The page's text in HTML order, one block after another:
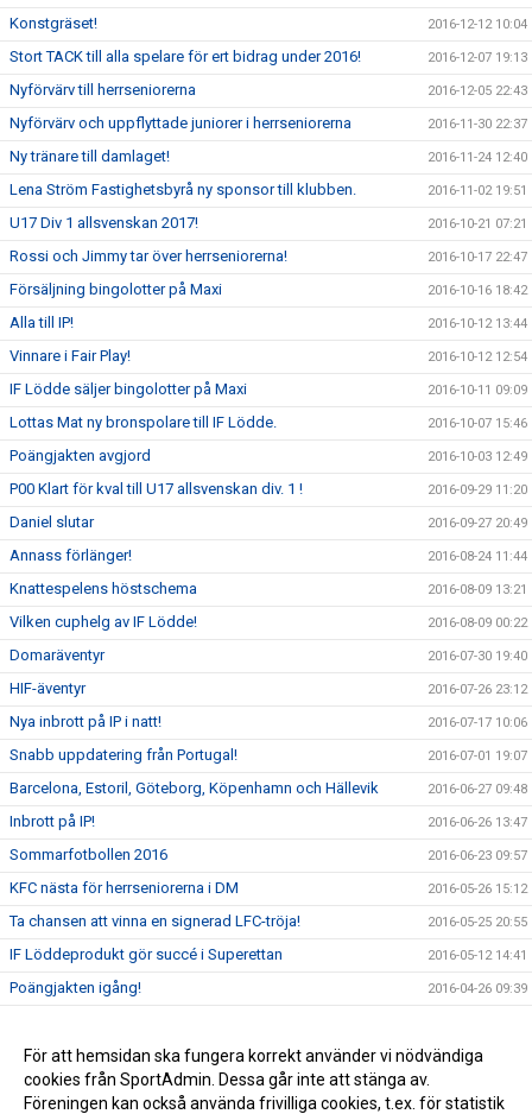
Konstgräset! 2016-12-12 10:04
Stort TACK till alla spelare för ert bidrag under 2016! 2016-12-07 19:13
Nyförvärv till herrseniorerna 2016-12-05 22:43
Nyförvärv och uppflyttade juniorer i herrseniorerna 2016-11-30 22:37
Ny tränare till damlaget! 2016-11-24 12:40
Lena Ström Fastighetsbyrå ny sponsor till klubben. 2016-11-02 19:51
U17 Div 1 allsvenskan 2017! 2016-10-21 07:21
Rossi och Jimmy tar över herrseniorerna! 2016-10-17 22:47
Försäljning bingolotter på Maxi 2016-10-16 18:42
Alla till IP! 2016-10-12 13:44
Vinnare i Fair Play! 2016-10-12 12:54
IF Lödde säljer bingolotter på Maxi 2016-10-11 09:09
Lottas Mat ny bronspolare till IF Lödde. 2016-10-07 15:46
Poängjakten avgjord 2016-10-03 12:49
P00 Klart för kval till U17 allsvenskan div. 1 ! 2016-09-29 11:20
Daniel slutar 2016-09-27 20:49
Annass förlänger! 2016-08-24 11:44
Knattespelens höstschema 2016-08-09 13:21
Vilken cuphelg av IF Lödde! 2016-08-09 00:22
Domaräventyr 2016-07-30 19:40
HIF-äventyr 2016-07-26 23:12
Nya inbrott på IP i natt! 2016-07-17 10:06
Snabb uppdatering från Portugal! 2016-07-01 19:07
Barcelona, Estoril, Göteborg, Köpenhamn och Hällevik 2016-06-27 09:48
Inbrott på IP! 2016-06-26 13:47
Sommarfotbollen 2016 2016-06-23 09:57
KFC nästa för herrseniorerna i DM 2016-05-26 15:12
Ta chansen att vinna en signerad LFC-tröja! 2016-05-25 20:55
IF Löddeprodukt gör succé i Superettan 2016-05-12 14:41
Poängjakten igång! 2016-04-26 09:39
Nu är vi live med nya sidan! 2016-04-01 06:20
P00 vinnare i Future Cup! 2016-03-28 22:49
För att hemsidan ska fungera korrekt använder vi nödvändiga
cookies från SportAdmin. Dessa går inte att stänga av.
Föreningen kan också använda frivilliga cookies, t.ex. för statistik